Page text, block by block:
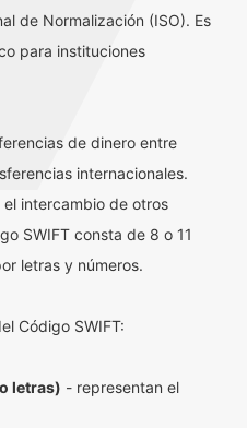
de Normalización (ISO). Es
para instituciones
de dinero entre
internacionales.
intercambio de otros
SWIFT consta de 8 o 11
letras y números.
Código SWIFT:
letras) - representan el